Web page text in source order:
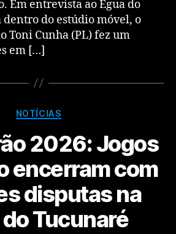
Em entrevista ao Égua do
dentro do estúdio móvel, o
Toni Cunha (PL) fez um
em […]
NOTÍCIAS
2026: Jogos
encerram com
disputas na
do Tucunaré